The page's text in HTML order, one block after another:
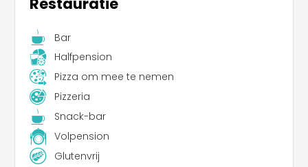
Bar
Halfpension
Pizza om mee te nemen
Pizzeria
Snack-bar
Volpension
Glutenvrij